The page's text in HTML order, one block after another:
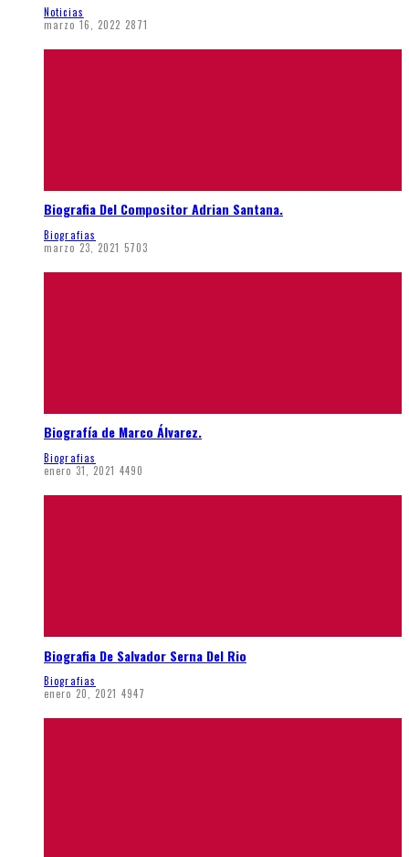
Noticias
marzo 16, 2022 2871
Biografia Del Compositor Adrian Santana.
Biografias
marzo 23, 2021 5703
Biografía de Marco Álvarez.
Biografias
enero 31, 2021 4490
Biografia De Salvador Serna Del Rio
Biografias
enero 20, 2021 4947